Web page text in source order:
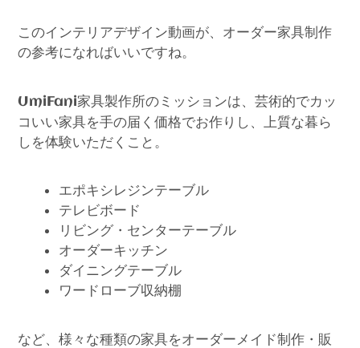
このインテリアデザイン動画が、オーダー家具制作
の参考になればいいですね。
UmiFani家具製作所のミッションは、芸術的でカッ
コいい家具を手の届く価格でお作りし、上質な暮ら
しを体験いただくこと。
エポキシレジンテーブル
テレビボード
リビング・センターテーブル
オーダーキッチン
ダイニングテーブル
ワードローブ収納棚
など、様々な種類の家具をオーダーメイド制作・販